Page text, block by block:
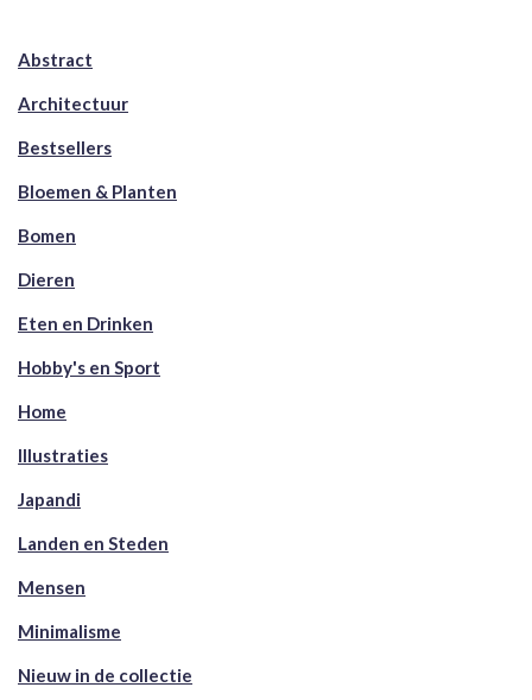
Abstract
Architectuur
Bestsellers
Bloemen & Planten
Bomen
Dieren
Eten en Drinken
Hobby's en Sport
Home
Illustraties
Japandi
Landen en Steden
Mensen
Minimalisme
Nieuw in de collectie